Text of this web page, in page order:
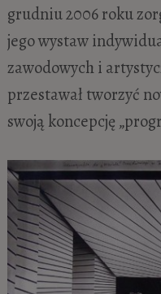
grudniu 2006 roku
jego wystaw
zawodowych i
przestawał tworzyć
swoją koncepcję